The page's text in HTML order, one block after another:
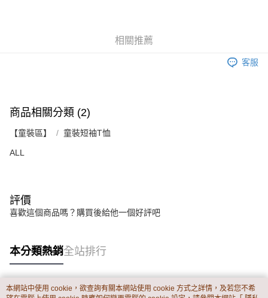
由本公司與您本人進行分期帳單所需資料之確認、核對及更正。
是否繳費成功／繳費後需取消欲退款等相關疑問，請聯繫「AFTEE先享後付
https://netprotections.freshdesk.com/support/home
２．關於個人資料處理事宜，請瀏覽以下網址：
３．未成年的使用者請事先徵得法定代理人或監護人之同意方可使用
任。
５．嚴禁一人註冊多個帳號或使用他人資訊註冊。若發現惡意使用之情形，
恩沛科技股份有限公司將有權停止該用戶之使用額度並採取法律行動。
每筆NT$60，滿NT$899(含以上)免運費
相關推薦
客服
商品相關分類 (2)
【童裝區】 童裝短袖T恤
ALL
評價
喜歡這個商品嗎？購買後給他一個好評吧
本分類熱銷全站排行
本網站中使用 cookie，欲查詢有關本網站使用 cookie 方式之詳情，及若您不希